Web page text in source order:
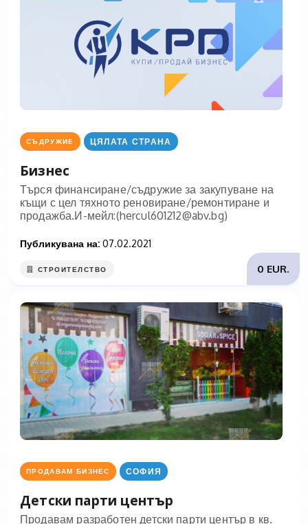
СЪДРУЖИЕ ЦЯЛАТА СТРАНА
Бизнес
Търся финансиране/съдружие за закупуване на
къщи с цел тяхното реновиране/ремонтиране и
продажба.И-мейл:(hercul601212@abv.bg)
Публикувана на: 07.02.2021
0 EUR.
СТРОИТЕЛСТВО
ПРОДАВАМ БИЗНЕС СОФИЯ
Детски парти център
Продавам разработен детски парти център в кв.